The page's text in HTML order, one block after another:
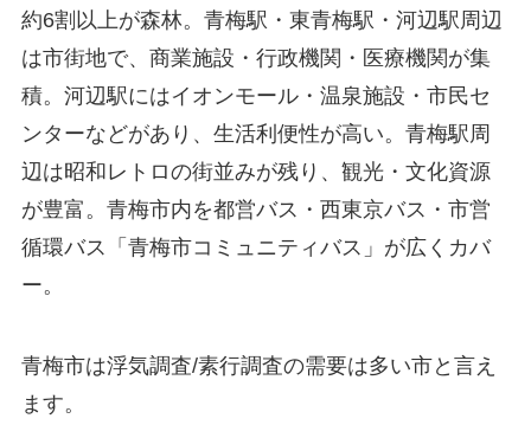
約6割以上が森林。青梅駅・東青梅駅・河辺駅周辺
は市街地で、商業施設・行政機関・医療機関が集
積。河辺駅にはイオンモール・温泉施設・市民セ
ンターなどがあり、生活利便性が高い。青梅駅周
辺は昭和レトロの街並みが残り、観光・文化資源
が豊富。青梅市内を都営バス・西東京バス・市営
循環バス「青梅市コミュニティバス」が広くカバ
ー。
青梅市は浮気調査/素行調査の需要は多い市と言え
ます。